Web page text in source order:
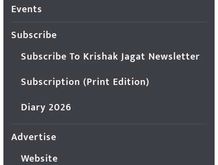
Events
Subscribe
Subscribe To Krishak Jagat Newsletter
Subscription (Print Edition)
Diary 2026
Advertise
Website